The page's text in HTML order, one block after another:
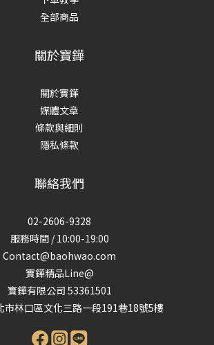
全部商品
關於寶鏵
關於寶鏵
媒體文章
條款與細則
隱私條款
聯絡我們
02-2606-9328
服務時間 / 10:00-19:00
Contact@baohwao.com
寶鏵精品Line@
寶鏵有限公司 53361501
市林口區文化三路一段191巷18號5樓